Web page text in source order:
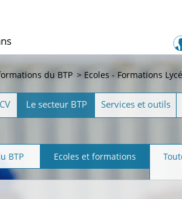
du BTP > Ecoles - Formations
Le secteur BTP Services et outils
BTP Ecoles et formations